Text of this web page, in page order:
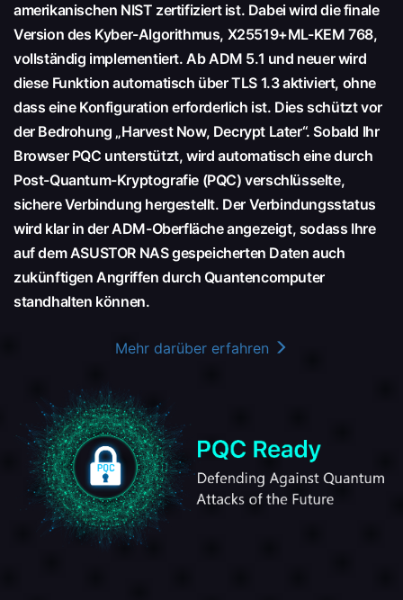
amerikanischen NIST zertifiziert ist. Dabei wird die finale
Version des Kyber-Algorithmus, X25519+ML-KEM 768,
vollständig implementiert. Ab ADM 5.1 und neuer wird
diese Funktion automatisch über TLS 1.3 aktiviert, ohne
dass eine Konfiguration erforderlich ist. Dies schützt vor
der Bedrohung „Harvest Now, Decrypt Later“. Sobald Ihr
Browser PQC unterstützt, wird automatisch eine durch
Post-Quantum-Kryptografie (PQC) verschlüsselte,
sichere Verbindung hergestellt. Der Verbindungsstatus
wird klar in der ADM-Oberfläche angezeigt, sodass Ihre
auf dem ASUSTOR NAS gespeicherten Daten auch
zukünftigen Angriffen durch Quantencomputer
standhalten können.
Mehr darüber erfahren